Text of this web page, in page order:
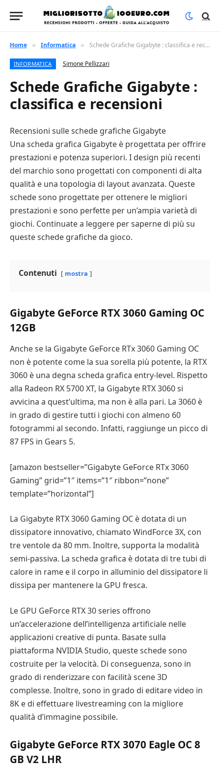
Home » Informatica » Schede Grafiche Gigabyte : classifica e recensioni
INFORMATICA Simone Pellizzari
Schede Grafiche Gigabyte :
classifica e recensioni
Recensioni sulle schede grafiche Gigabyte
Una scheda grafica Gigabyte è progettata per offrire
prestazioni e potenza superiori. I design più recenti
del marchio sono progettati con componenti di alta
qualità e una topologia di layout avanzata. Queste
schede sono progettate per ottenere le migliori
prestazioni e sono perfette per un’ampia varietà di
giochi. Continuate a leggere per saperne di più su
queste schede grafiche da gioco.
Contenuti mostra
Gigabyte GeForce RTX 3060 Gaming OC
12GB
Anche se la Gigabyte GeForce RTx 3060 Gaming OC
non è potente come la sua sorella più potente, la RTX
3060 è una degna scheda grafica entry-level. Rispetto
alla Radeon RX 5700 XT, la Gigabyte RTX 3060 si
avvicina a quest’ultima, ma non è alla pari. La 3060 è
in grado di gestire tutti i giochi con almeno 60
fotogrammi al secondo. Infatti, raggiunge un picco di
87 FPS in Gears 5.
[amazon bestseller=”Gigabyte GeForce RTx 3060
Gaming” grid=”1″ items=”1″ ribbon=”none”
template=”horizontal”]
La Gigabyte RTX 3060 Gaming OC è dotata di un
dissipatore innovativo, chiamato WindForce 3X, con
tre ventole da 80 mm. Inoltre, supporta la modalità
semi-passiva. La scheda grafica è dotata di tre tubi di
calore in rame e il corpo in alluminio del dissipatore li
dissipa per mantenere la GPU fresca.
Le GPU GeForce RTX 30 series offrono
un’accelerazione dell’intelligenza artificiale nelle
applicazioni creative di punta. Basate sulla
piattaforma NVIDIA Studio, queste schede sono
costruite per la velocità. Di conseguenza, sono in
grado di renderizzare con facilità scene 3D
complesse. Inoltre, sono in grado di editare video in
8K e di effettuare livestreaming con la migliore
qualità d’immagine possibile.
Gigabyte GeForce RTX 3070 Eagle OC 8
GB V2 LHR